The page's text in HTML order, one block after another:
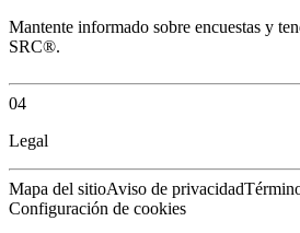
Mantente informado sobre encuestas y
SRC®.
04
Legal
Mapa del sitioAviso de privacidad
Configuración de cookies